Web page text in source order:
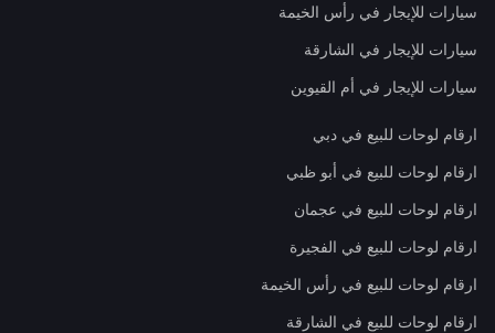
سيارات للإيجار في رأس الخيمة
سيارات للإيجار في الشارقة
سيارات للإيجار في أم القيوين
ارقام لوحات للبيع في دبي
ارقام لوحات للبيع في أبو ظبي
ارقام لوحات للبيع في عجمان
ارقام لوحات للبيع في الفجيرة
ارقام لوحات للبيع في رأس الخيمة
ارقام لوحات للبيع في الشارقة